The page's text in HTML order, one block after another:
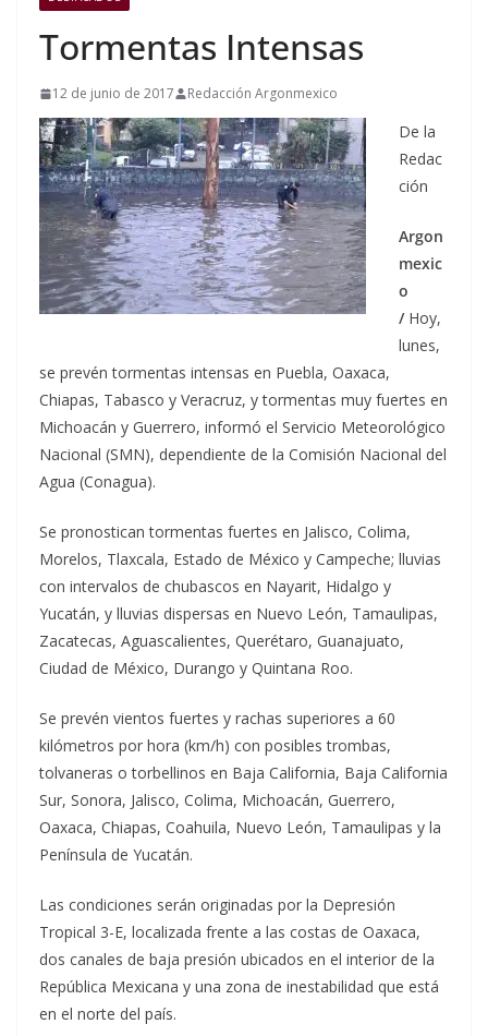
Tormentas Intensas
12 de junio de 2017 Redacción Argonmexico
De la
Redac
ción
Argon
mexic
o
/ Hoy,
lunes,
se prevén tormentas intensas en Puebla, Oaxaca,
Chiapas, Tabasco y Veracruz, y tormentas muy fuertes en
Michoacán y Guerrero, informó el Servicio Meteorológico
Nacional (SMN), dependiente de la Comisión Nacional del
Agua (Conagua).
Se pronostican tormentas fuertes en Jalisco, Colima,
Morelos, Tlaxcala, Estado de México y Campeche; lluvias
con intervalos de chubascos en Nayarit, Hidalgo y
Yucatán, y lluvias dispersas en Nuevo León, Tamaulipas,
Zacatecas, Aguascalientes, Querétaro, Guanajuato,
Ciudad de México, Durango y Quintana Roo.
Se prevén vientos fuertes y rachas superiores a 60
kilómetros por hora (km/h) con posibles trombas,
tolvaneras o torbellinos en Baja California, Baja California
Sur, Sonora, Jalisco, Colima, Michoacán, Guerrero,
Oaxaca, Chiapas, Coahuila, Nuevo León, Tamaulipas y la
Península de Yucatán.
Las condiciones serán originadas por la Depresión
Tropical 3-E, localizada frente a las costas de Oaxaca,
dos canales de baja presión ubicados en el interior de la
República Mexicana y una zona de inestabilidad que está
en el norte del país.